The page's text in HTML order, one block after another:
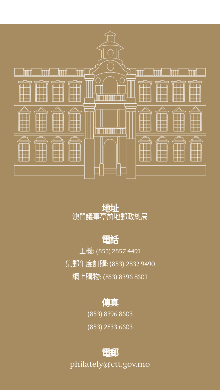
地址
澳門議事亭前地郵政總局
電話
主機: (853) 2857 4491
集郵年度訂購: (853) 2832 9490
網上購物: (853) 8396 8601
傳真
(853) 8396 8603
(853) 2833 6603
電郵
philately@ctt.gov.mo